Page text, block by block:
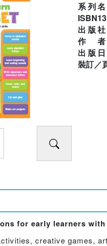
系列名
ISBN13
出版社
作者
出版日
裝訂／
for early learners
creative games,